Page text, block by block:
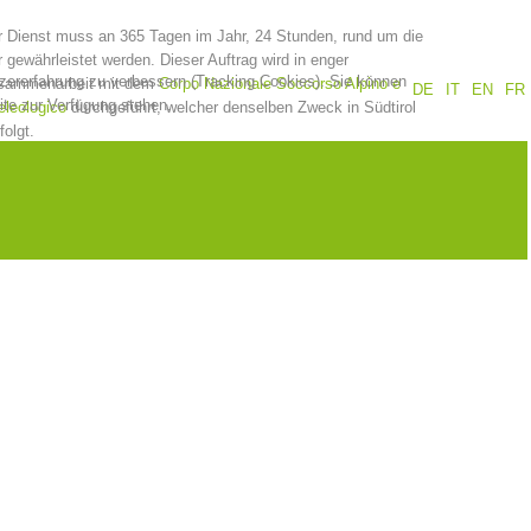
Jahresberichte
Ausbildung
Dienst muss an 365 Tagen im Jahr, 24 Stunden, rund um die
gewährleistet werden. Dieser Auftrag wird in enger
mit demCorpo Nazionale Soccorso Alpino e
durchgeführt, welcher denselben Zweck in Südtirol
DE
IT EN FR
zu verbessern (Tracking Cookies). Sie können
zur Verfügung stehen.